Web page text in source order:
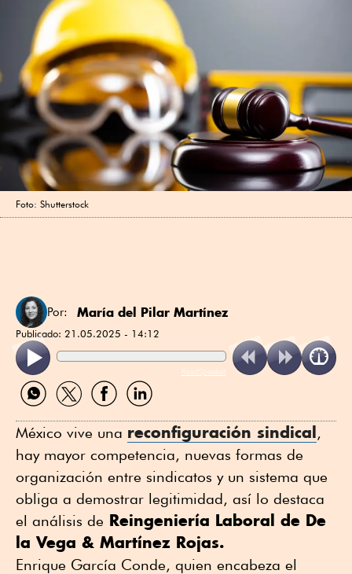
Foto: Shutterstock
Por: María del Pilar Martínez
Publicado: 21.05.2025 - 14:12
ReadSpeaker
Compartir
por
Compartir
por
Compartir
por
Compartir
por
México vive una reconfiguración sindical,
hay mayor competencia, nuevas formas de
organización entre sindicatos y un sistema que
obliga a demostrar legitimidad, así lo destaca
el análisis de Reingeniería Laboral de De
la Vega & Martínez Rojas.
Enrique García Conde, quien encabeza el